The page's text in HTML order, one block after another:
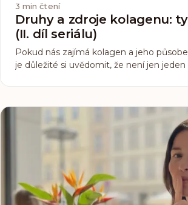
3 min čtení
Druhy a zdroje kolagenu:
(II. díl seriálu)
Pokud nás zajímá kolagen a jeho
je důležité si uvědomit, že není jen jeden